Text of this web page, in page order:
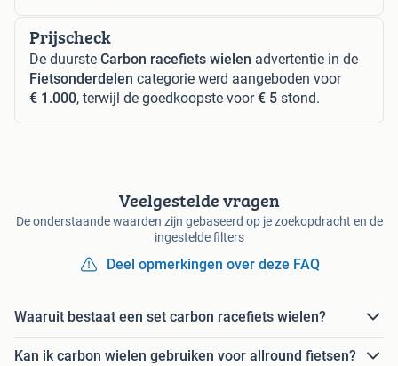
Prijscheck
De duurste Carbon racefiets wielen advertentie in de
Fietsonderdelen categorie werd aangeboden voor
€ 1.000, terwijl de goedkoopste voor€ 5 stond.
Veelgestelde vragen
De onderstaande waarden zijn gebaseerd op je zoekopdracht en de
ingestelde filters
Deel opmerkingen over deze FAQ
Waaruit bestaat een set carbon racefiets wielen?
Kan ik carbon wielen gebruiken voor allround fietsen?